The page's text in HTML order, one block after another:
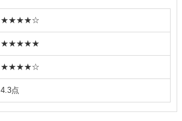
★★★★☆
★★★★★
★★★★☆
4.3点